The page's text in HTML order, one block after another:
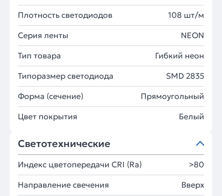
Плотность светодиодов 108 шт/м
Серия ленты NEON
Тип товара Гибкий неон
Типоразмер светодиода SMD 2835
Форма (сечение) Прямоугольный
Цвет покрытия Белый
Светотехнические
Индекс цветопередачи CRI (Ra) >80
Направление свечения Вверх